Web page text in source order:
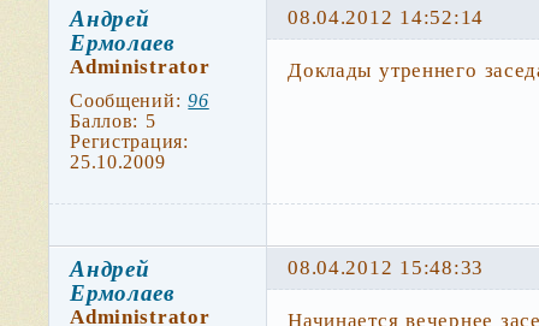
Андрей
Ермолаев
Administrator
Сообщений:96
Баллов: 5
Регистрация:
25.10.2009
08.04.2012 14:52:14
Доклады утреннего
Андрей
Ермолаев
Administrator
08.04.2012 15:48:33
Начинается вечернее